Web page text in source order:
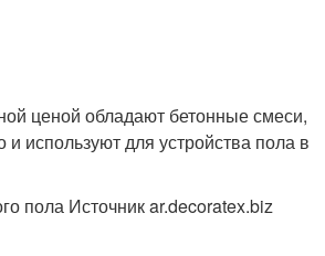
ценой обладают бетонные смеси,
и используют для устройства пола в
пола Источник ar.decoratex.biz